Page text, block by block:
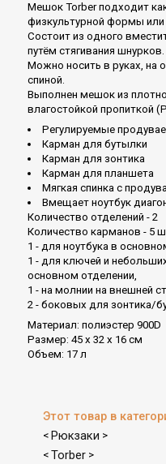
Мешок Torber подходит
физкультурной формы
Состоит из одного
путём стягивания шнурков.
Можно носить в руках, на
спиной.
Выполнен мешок из
влагостойкой пропиткой
Регулируемые
Карман для бутылки
Карман для зонтика
Карман для планшета
Мягкая спинка с
Вмещает ноутбук
Количество отделений - 2
Количество карманов - 5
1 - для ноутбука в
1 - для ключей и
основном отделении,
1 - на молнии на внешней
2 - боковых для зонтика/
Материал: полиэстер 900D
Размер: 45 x 32 x 16 см
Объем: 17 л
Этот товар в
< Рюкзаки >
< Torber>